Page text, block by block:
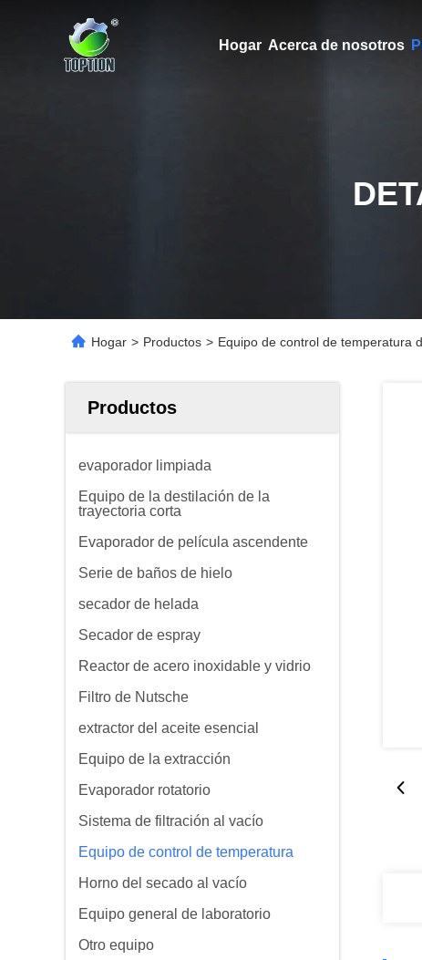
Hogar Acerca de nosotros
Hogar > Productos > Equipo de control de temperatura
Productos
evaporador limpiada
Equipo de la destilación de la
trayectoria corta
Evaporador de película ascendente
Serie de baños de hielo
secador de helada
Secador de espray
Reactor de acero inoxidable y vidrio
Filtro de Nutsche
extractor del aceite esencial
Equipo de la extracción
Evaporador rotatorio
Sistema de filtración al vacío
Equipo de control de temperatura
Horno del secado al vacío
Equipo general de laboratorio
Otro equipo